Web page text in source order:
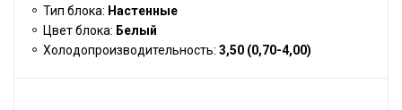
Тип блока: Настенные
Цвет блока: Белый
Холодопроизводительность: 3,50 (0,70-4,00)